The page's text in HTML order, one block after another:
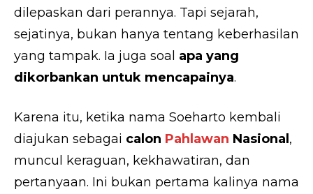
dilepaskan dari perannya. Tapi sejarah,
sejatinya, bukan hanya tentang keberhasilan
yang tampak. Ia juga soal apa yang
dikorbankan untuk mencapainya.
Karena itu, ketika nama Soeharto kembali
diajukan sebagai calon Pahlawan Nasional ,
muncul keraguan, kekhawatiran, dan
pertanyaan. Ini bukan pertama kalinya nama